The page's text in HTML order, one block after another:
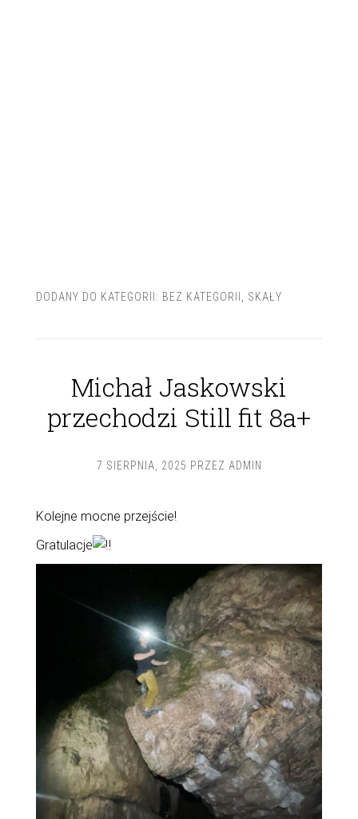
DODANY DO KATEGORII: BEZ KATEGORII SKAŁY
Michał Jaskowski
przechodzi Still fit 8a+
7 SIERPNIA, 2025 PRZEZ ADMIN
Kolejne mocne przejście!
Gratulacje